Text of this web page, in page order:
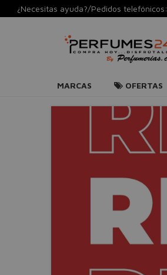
¿Necesitas ayuda?/Pedidos telefónicos:
MARCAS OFERTAS